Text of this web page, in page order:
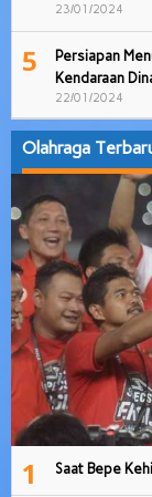
23/01/2024
5
Persiapan
Kendaraan
22/01/2024
Olahraga
1 Saat Bepe